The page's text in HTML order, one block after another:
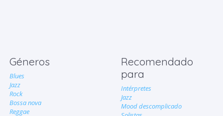
Géneros
Blues
Jazz
Rock
Bossa nova
Reggae
Recomendado
para
Intérpretes
Jazz
Mood descomplicado